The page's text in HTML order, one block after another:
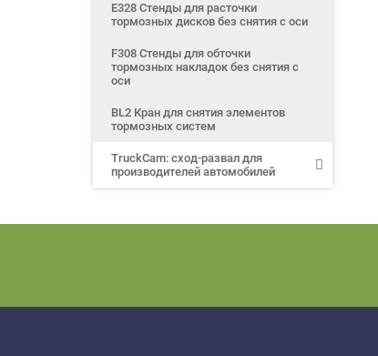
E328 Стенды для расточки
тормозных дисков без снятия с оси
F308 Стенды для обточки
тормозных накладок без снятия с
оси
BL2 Кран для снятия элементов
тормозных систем
TruckCam: сход-развал для
производителей автомобилей